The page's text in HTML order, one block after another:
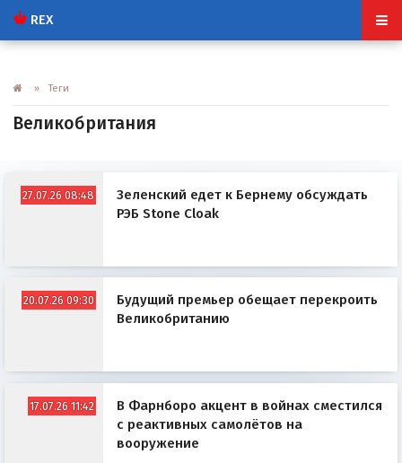
REX
» Теги
Великобритания
27.07.26 08:48
Зеленский едет к Бернему обсуждать
РЭБ Stone Cloak
20.07.26 09:30
Будущий премьер обещает перекроить
Великобританию
17.07.26 11:42
В Фарнборо акцент в войнах сместился
с реактивных самолётов на
вооружение